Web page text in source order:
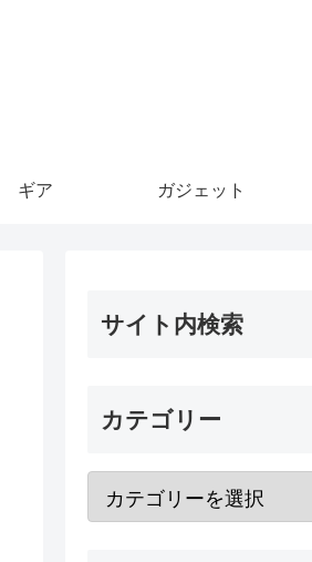
ギア ガジェット
サイト内検索
カテゴリー